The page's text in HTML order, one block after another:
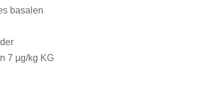
basalen
7 μg/kg KG